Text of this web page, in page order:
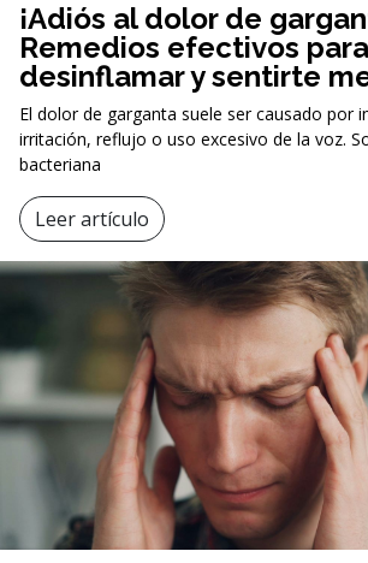
¡Adiós al dolor de
Remedios efectivos para
desinflamar y sentirte
El dolor de garganta suele ser causado por
irritación, reflujo o uso excesivo de la voz.
bacteriana
Leer artículo